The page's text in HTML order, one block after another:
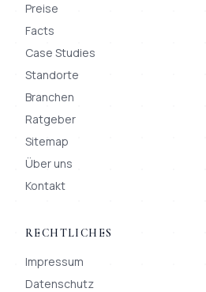
Preise
Facts
Case Studies
Standorte
Branchen
Ratgeber
Sitemap
Über uns
Kontakt
RECHTLICHES
Impressum
Datenschutz